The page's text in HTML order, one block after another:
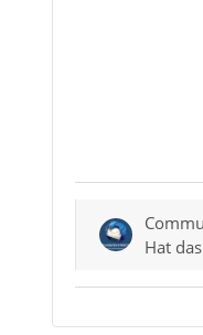
Hat